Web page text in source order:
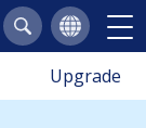
Upgrade